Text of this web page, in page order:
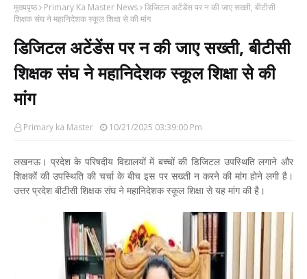
मुख्यपृष्ठ Primary Ka Master News डिजिटल अटेंडेंस पर न की जाए सख्ती, बीटीसी
शिक्षक संघ ने महानिदेशक स्कूल शिक्षा से की मांग
डिजिटल अटेंडेंस पर न की जाए सख्ती, बीटीसी
शिक्षक संघ ने महानिदेशक स्कूल शिक्षा से की
मांग
Primary ka Master 10/21/2025 03:39:00 Pm
लखनऊ। प्रदेश के परिषदीय विद्यालयों में बच्चों की डिजिटल उपस्थिति लगाने और
शिक्षकों की उपस्थिति की चर्चा के बीच इस पर सख्ती न करने की मांग होने लगी है।
उत्तर प्रदेश बीटीसी शिक्षक संघ ने महानिदेशक स्कूल शिक्षा से यह मांग की है।